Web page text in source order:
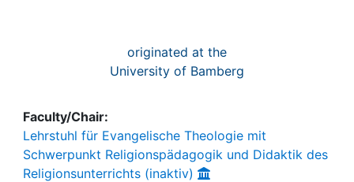
originated at the
University of Bamberg
Faculty/Chair:
Lehrstuhl für Evangelische Theologie mit
Schwerpunkt Religionspädagogik und Didaktik des
Religionsunterrichts (inaktiv)